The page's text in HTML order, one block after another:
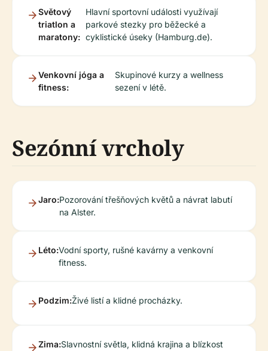
Světový
triatlon a
maratony:
Hlavní sportovní události využívají
parkové stezky pro běžecké a
cyklistické úseky (Hamburg.de).
Venkovní jóga a
fitness:
Skupinové kurzy a wellness
sezení v létě.
Sezónní vrcholy
Jaro:Pozorování třešňových květů a návrat labutí
na Alster.
Léto:Vodní sporty, rušné kavárny a venkovní
fitness.
Podzim:Živé listí a klidné procházky.
Zima:Slavnostní světla, klidná krajina a blízkost